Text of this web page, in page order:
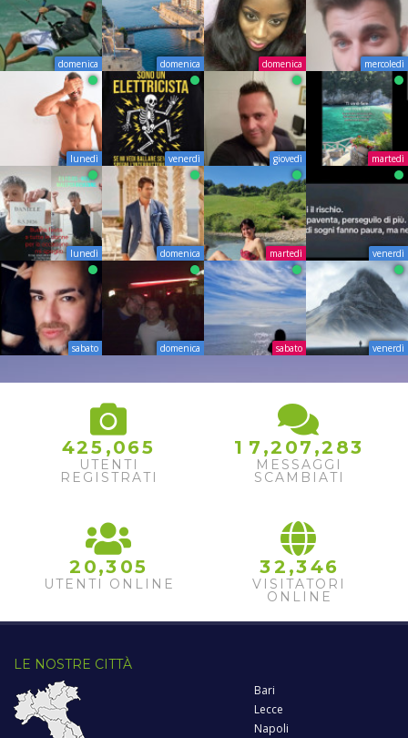
domenica domenica domenica mercoledì
lunedì venerdì giovedì martedì
lunedì domenica martedì venerdì
sabato domenica sabato venerdì
425 ,065
UTENTI
REGISTRATI
1 7 ,2 07 ,2 84
MESSAGGI
SCAMBIATI
2 0,3 05
UTENTI ONLINE
32 ,346
VISITATORI
ONLINE
LE NOSTRE CITTÀ
Bari
Lecce
Napoli